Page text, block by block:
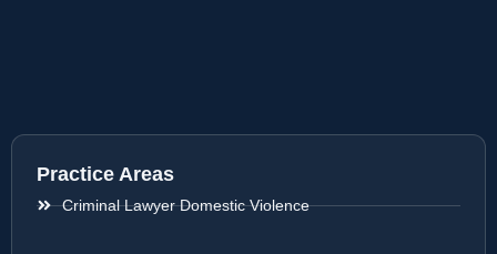
Practice Areas
Criminal Lawyer Domestic Violence